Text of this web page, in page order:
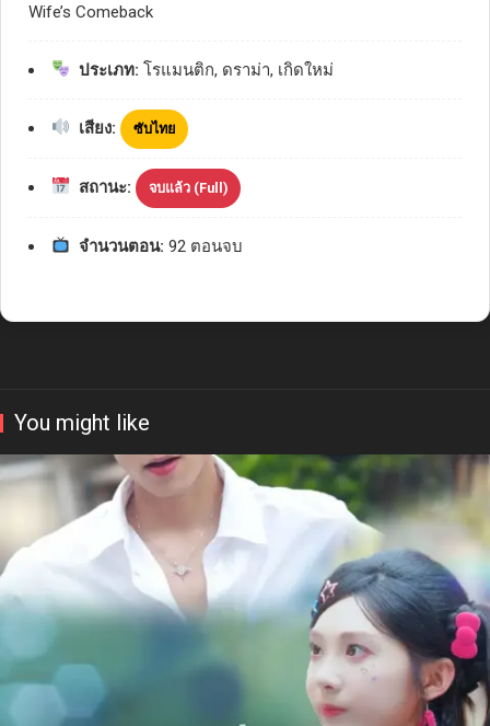
Wife’s Comeback
ประเภท: โรแมนติก, ดราม่า, เกิดใหม่
เสียง: ซับไทย
สถานะ: จบแล้ว (Full)
จำนวนตอน: 92 ตอนจบ
You might like